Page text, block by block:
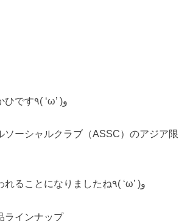
こんにちは。なかひです٩( ‘ω’ )و
ソーシャルクラブ（ASSC）のアジア限
今月１８日に行われることになりましたね٩( ‘ω’ )و
ラインナップ